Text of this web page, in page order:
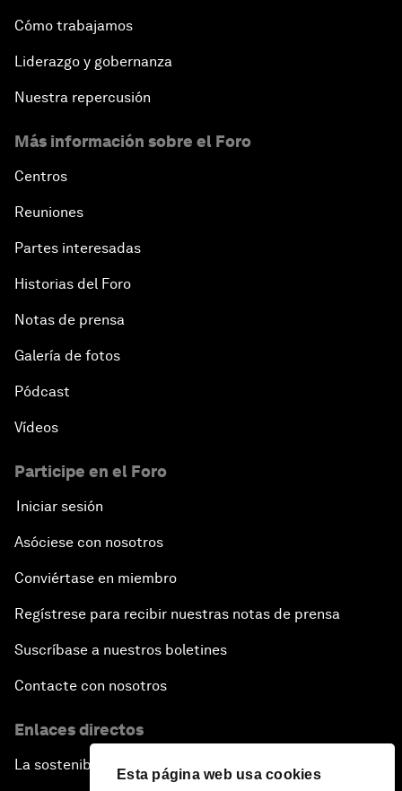
Esta página web usa cookies
Cómo trabajamos
Liderazgo y gobernanza
Nuestra repercusión
Más información sobre el Foro
Centros
Reuniones
Partes interesadas
Historias del Foro
Notas de prensa
Galería de fotos
Pódcast
Vídeos
Participe en el Foro
Iniciar sesión
Asóciese con nosotros
Conviértase en miembro
Regístrese para recibir nuestras notas de prensa
Suscríbase a nuestros boletines
Contacte con nosotros
Enlaces directos
La sostenibilidad en el Foro